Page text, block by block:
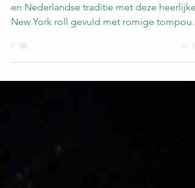
Ontdek de perfecte mix van New Yorkse
en Nederlandse traditie met deze heerlijke
New York roll gevuld met romige
vulling!